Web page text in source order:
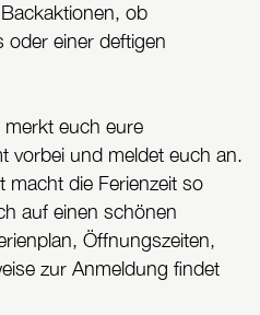
ob
oder einer deftigen
merkt euch eure
vorbei und meldet euch an.
macht die Ferienzeit so
auf einen schönen
Öffnungszeiten,
zur Anmeldung findet